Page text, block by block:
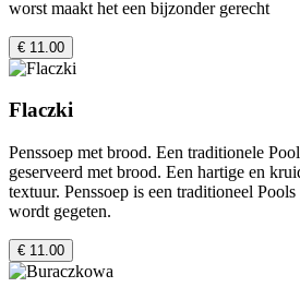
worst maakt het een bijzonder gerecht
€ 11.00
Flaczki
Penssoep met brood. Een traditionele
geserveerd met brood. Een hartige en
textuur. Penssoep is een traditioneel
wordt gegeten.
€ 11.00